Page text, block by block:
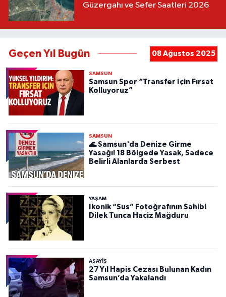
Güzergahı ve Sefer Saatleri 2026
Geçen Yıl Bugün 08 Ağustos 2025
SAMSUN
Samsun Spor “Transfer İçin Fırsat
Kolluyoruz”
SAMSUN
🌊 Samsun'da Denize Girme
Yasağı! 18 Bölgede Yasak, Sadece
Belirli Alanlarda Serbest
YAŞAM
İkonik “Sus” Fotoğrafının Sahibi
Dilek Tunca Haciz Mağduru
ASAYIŞ
27 Yıl Hapis Cezası Bulunan Kadın
Samsun’da Yakalandı